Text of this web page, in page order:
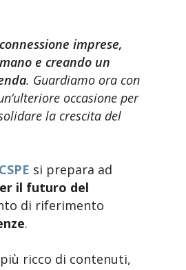
imprese,
e creando un
. Guardiamo ora con
occasione per
la crescita del
si prepara ad
il futuro del
di riferimento
.
ricco di contenuti,